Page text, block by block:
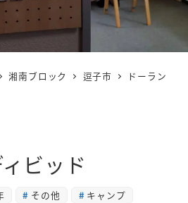
湘南ブロック 逗子市
ドーラン
ビッド
その他
キャンプ